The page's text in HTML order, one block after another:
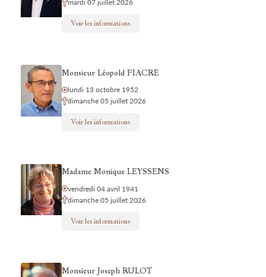
mardi 07 juillet 2026
Voir les informations
Monsieur Léopold FIACRE
lundi 13 octobre 1952
dimanche 05 juillet 2026
Voir les informations
Madame Monique LEYSSENS
vendredi 04 avril 1941
dimanche 05 juillet 2026
Voir les informations
Monsieur Joseph RULOT